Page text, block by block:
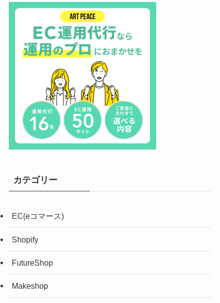
カテゴリー
EC(eコマース)
Shopify
FutureShop
Makeshop